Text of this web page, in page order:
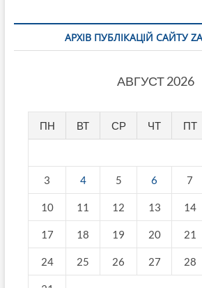
АРХІВ ПУБЛІКАЦІЙ САЙТУ
АВГУСТ 2026
ПН ВТ СР ЧТ ПТ
3 4 5 6 7
10 11 12 13 14
17 18 19 20 21
24 25 26 27 28